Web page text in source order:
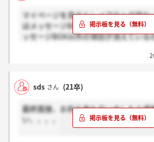
マイページを見るとレイアウトが変わ
はメッセージBOXをご覧くださいとの
ッセージBOX以外の項目が消えている
（結果はまだメッセージBOXにきて
sds さん (21卒)
最終面接、お祈り来た方いましたら感
い、、、、